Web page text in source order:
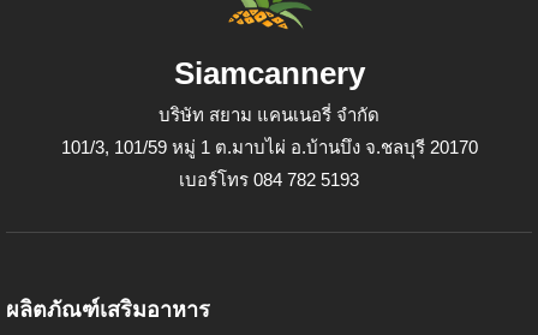
Siamcannery
บริษัท สยาม แคนเนอรี่ จำกัด
101/3, 101/59 หมู่ 1 ต.มาบไผ่ อ.บ้านบึง จ.ชลบุรี 20170
เบอร์โทร 084 782 5193
ผลิตภัณฑ์เสริมอาหาร